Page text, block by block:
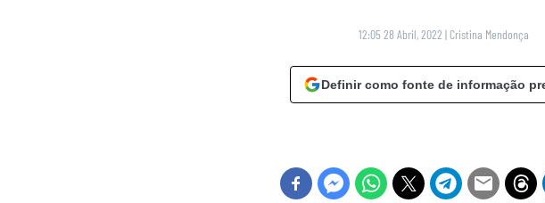
12:05 28 Abril, 2022 | Cristina Mendonça
Definir como fonte de informação